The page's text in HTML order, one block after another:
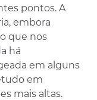
pontos. A
embora
que nos
há
em alguns
em
mais altas.